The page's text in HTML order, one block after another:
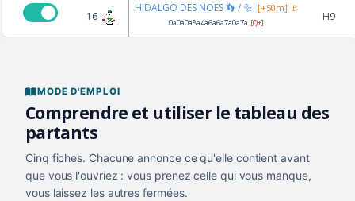
16
HIDALGO DES NOES 👣 / 🔩 [+50m] 🚩
0a0a0a8a4a6a6a7a0a7a [Q+] H9
MODE D'EMPLOI
Comprendre et utiliser le tableau des
partants
Cinq fiches. Chacune annonce ce qu'elle contient avant
que vous l'ouvriez : vous prenez celle qui vous manque,
vous laissez les autres fermées.